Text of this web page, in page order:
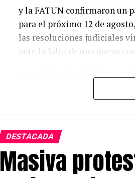
y la FATUN confirmaron un
para el próximo 12 de
las resoluciones judiciales
ante la falta de una nueva
La medida fue definida en
acompañamiento del
Universitaria Argentina
atraviesan un proceso de
las decisiones judiciales
y nodocente.
Los gremios argumentan
DESTACADA
Masiva